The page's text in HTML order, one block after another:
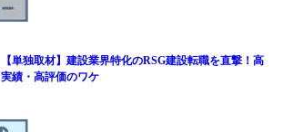
【単独取材】建設業界特化のRSG建設転職を直撃！高
実績・高評価のワケ